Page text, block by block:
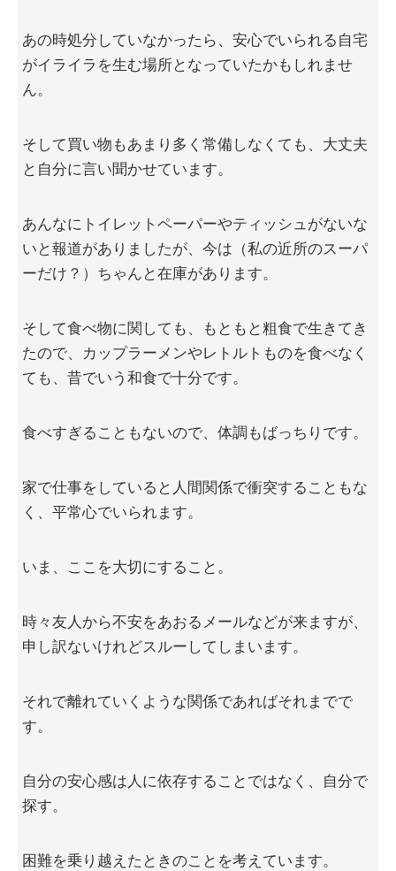
あの時処分していなかったら、安心でいられる自宅
がイライラを生む場所となっていたかもしれませ
ん。
そして買い物もあまり多く常備しなくても、大丈夫
と自分に言い聞かせています。
あんなにトイレットペーパーやティッシュがないな
いと報道がありましたが、今は（私の近所のスーパ
ーだけ？）ちゃんと在庫があります。
そして食べ物に関しても、もともと粗食で生きてき
たので、カップラーメンやレトルトものを食べなく
ても、昔でいう和食で十分です。
食べすぎることもないので、体調もばっちりです。
家で仕事をしていると人間関係で衝突することもな
く、平常心でいられます。
いま、ここを大切にすること。
時々友人から不安をあおるメールなどが来ますが、
申し訳ないけれどスルーしてしまいます。
それで離れていくような関係であればそれまでで
す。
自分の安心感は人に依存することではなく、自分で
探す。
困難を乗り越えたときのことを考えています。